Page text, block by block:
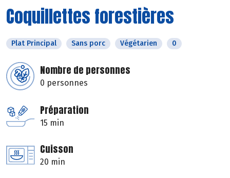
Coquillettes forestières
Plat Principal Sans porc Végétarien 0
Nombre de personnes
0 personnes
Préparation
15 min
Cuisson
20 min